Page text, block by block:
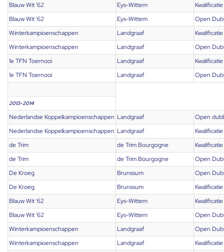
Blauw Wit '62
Eys-Wittem
Kwalificatie
Blauw Wit '62
Eys-Wittem
Open
Winterkampioenschappen
Landgraaf
Kwalificatie
Winterkampioenschappen
Landgraaf
Open
1e TFN Toernooi
Landgraaf
Kwalificatie
1e TFN Toernooi
Landgraaf Open
2013-2014
Nederlandse Koppelkampioenschappen Landgraaf
Open
Nederlandse Koppelkampioenschappen Landgraaf
Kwalificatie
de Trim
de Trim Bourgogne
Kwalificatie
de Trim
de Trim Bourgogne
Open
De Kroeg
Brunssum
Open
De Kroeg
Brunssum
Kwalificatie
Blauw Wit '62
Eys-Wittem
Kwalificatie
Blauw Wit '62
Eys-Wittem
Open
Winterkampioenschappen
Landgraaf
Open
Winterkampioenschappen
Landgraaf
Kwalificatie